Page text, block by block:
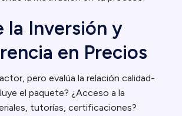
la Inversión y
en Precios
pero evalúa la relación calidad-
el paquete? ¿Acceso a la
tutorías, certificaciones?